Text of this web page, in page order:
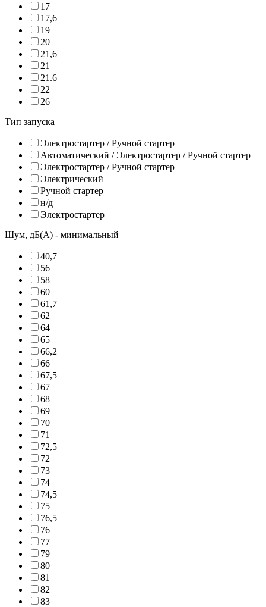
17
17,6
19
20
21,6
21
21.6
22
26
Тип запуска
Электростартер / Ручной стартер
Автоматический / Электростартер / Ручной стартер
Электростартер / Ручной стартер
Электрический
Ручной стартер
н/д
Электростартер
Шум, дБ(А) - минимальный
40,7
56
58
60
61,7
62
64
65
66,2
66
67,5
67
68
69
70
71
72,5
72
73
74
74,5
75
76,5
76
77
79
80
81
82
83